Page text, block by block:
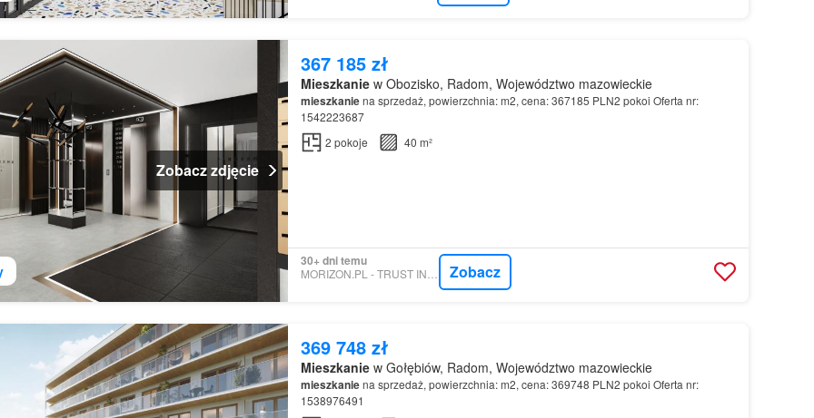
Zobacz zdjęcie
367 185 zł
Mieszkaniew Obozisko, Radom, Województwo mazowieckie
mieszkaniena sprzedaż, powierzchnia: m2, cena: 367185 PLN2 pokoi Oferta nr:
1542223687
2 pokoje 40 m²
30+ dni temu
Zobacz
369 748 zł
Mieszkaniew Gołębiów, Radom, Województwo mazowieckie
mieszkaniena sprzedaż, powierzchnia: m2, cena: 369748 PLN2 pokoi Oferta nr:
1538976491